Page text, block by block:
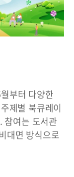
부터 다양한
제별 북큐레이
참여는 도서관
대면 방식으로